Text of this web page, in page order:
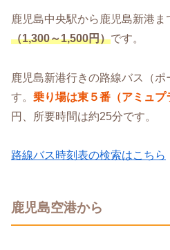
鹿児島中央駅から鹿児島新港ま
（1,300～1,500円）です。
鹿児島新港行きの路線バス（ポ
す。 乗り場は東５番（アミュプ
円、所要時間は約25分です。
路線バス時刻表の検索はこちら
鹿児島空港から